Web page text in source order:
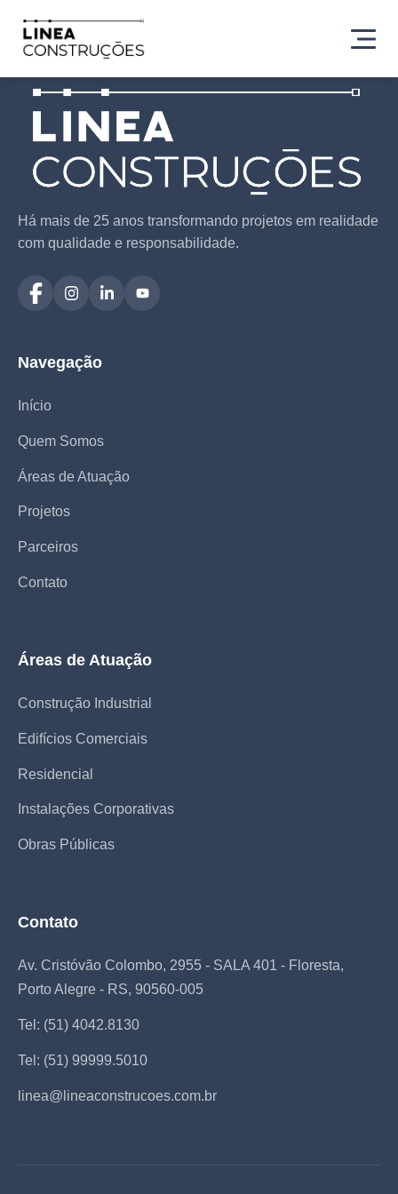
Há mais de 25 anos transformando projetos em realidade
com qualidade e responsabilidade.
Navegação
Início
Quem Somos
Áreas de Atuação
Projetos
Parceiros
Contato
Áreas de Atuação
Construção Industrial
Edifícios Comerciais
Residencial
Instalações Corporativas
Obras Públicas
Contato
Av. Cristóvão Colombo, 2955 - SALA 401 - Floresta,
Porto Alegre - RS, 90560-005
Tel: (51) 4042.8130
Tel: (51) 99999.5010
linea@lineaconstrucoes.com.br